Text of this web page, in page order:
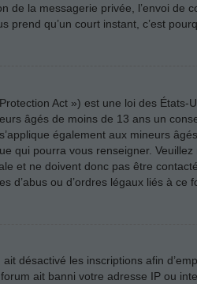
de la messagerie privée, l’envoi
prend qu’un court instant, c’est
Act ») est une loi des
âgés de moins de 13 ans un
également aux mineurs
qui pourra vous renseigner.
et ne doivent donc pas être
d’abus ou d’ordres légaux liés à ce
désactivé les inscriptions afin
ait banni votre adresse IP ou